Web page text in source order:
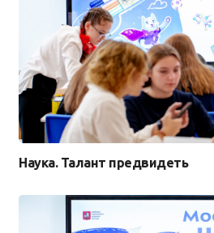
Наука. Талант предвидеть